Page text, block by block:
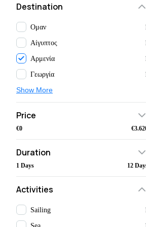
Destination
Oμαν
Αίγυπτος
Αρμενία
Γεωργία
Show More
Price
€0
Duration
1 Days 12
Activities
Sailing